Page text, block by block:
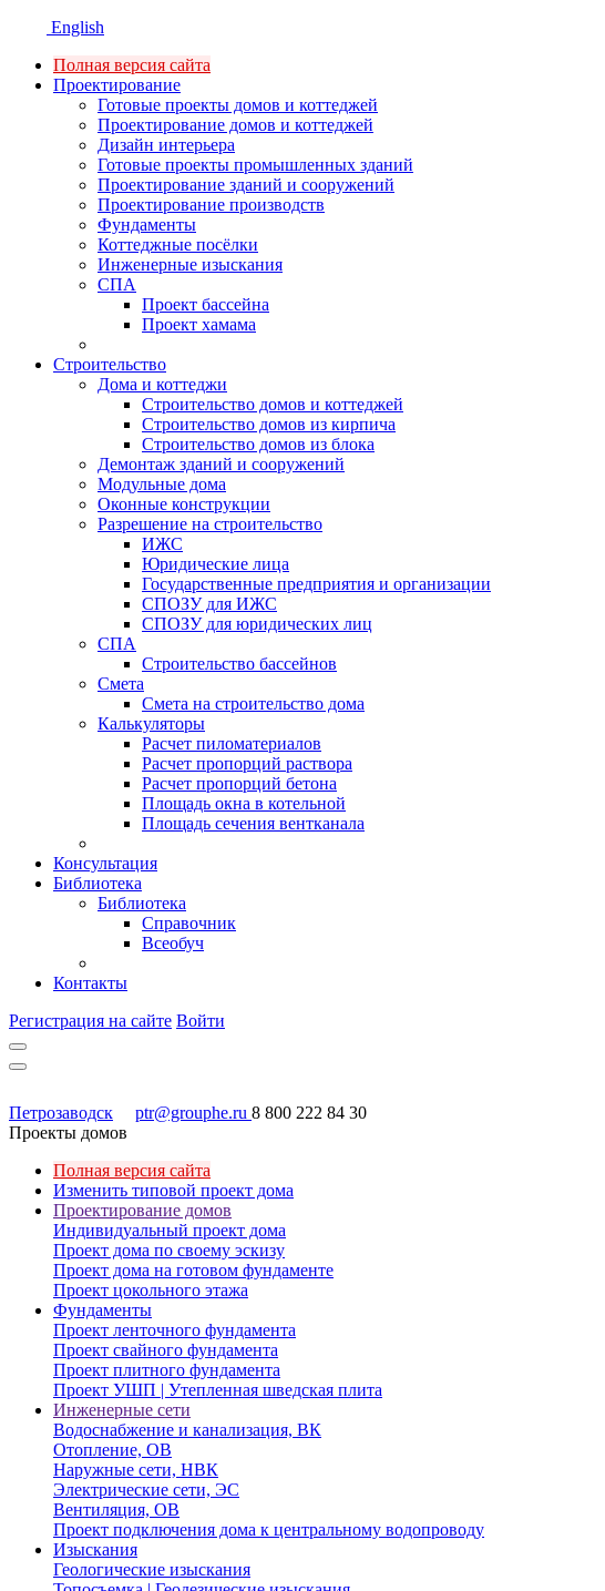
English
Полная версия сайта
Проектирование
Готовые проекты домов и коттеджей
Проектирование домов и коттеджей
Дизайн интерьера
Готовые проекты промышленных зданий
Проектирование зданий и сооружений
Проектирование производств
Фундаменты
Коттеджные посёлки
Инженерные изыскания
СПА
Проект бассейна
Проект хамама
Строительство
Дома и коттеджи
Строительство домов и коттеджей
Строительство домов из кирпича
Строительство домов из блока
Демонтаж зданий и сооружений
Модульные дома
Оконные конструкции
Разрешение на строительство
ИЖС
Юридические лица
Государственные предприятия и организации
СПОЗУ для ИЖС
СПОЗУ для юридических лиц
СПА
Строительство бассейнов
Смета
Смета на строительство дома
Калькуляторы
Расчет пиломатериалов
Расчет пропорций раствора
Расчет пропорций бетона
Площадь окна в котельной
Площадь сечения вентканала
Консультация
Библиотека
Библиотека
Справочник
Всеобуч
Контакты
Регистрация на сайте Войти
Петрозаводск ptr@grouphe.ru 8 800 222 84 30
Проекты домов
Полная версия сайта
Изменить типовой проект дома
Проектирование домов
Индивидуальный проект дома
Проект дома по своему эскизу
Проект дома на готовом фундаменте
Проект цокольного этажа
Фундаменты
Проект ленточного фундамента
Проект свайного фундамента
Проект плитного фундамента
Проект УШП | Утепленная шведская плита
Инженерные сети
Водоснабжение и канализация, ВК
Отопление, ОВ
Наружные сети, НВК
Электрические сети, ЭС
Вентиляция, ОВ
Проект подключения дома к центральному водопроводу
Изыскания
Геологические изыскания